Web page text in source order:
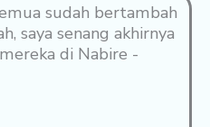
sudah bertambah
saya senang akhirnya
di Nabire -